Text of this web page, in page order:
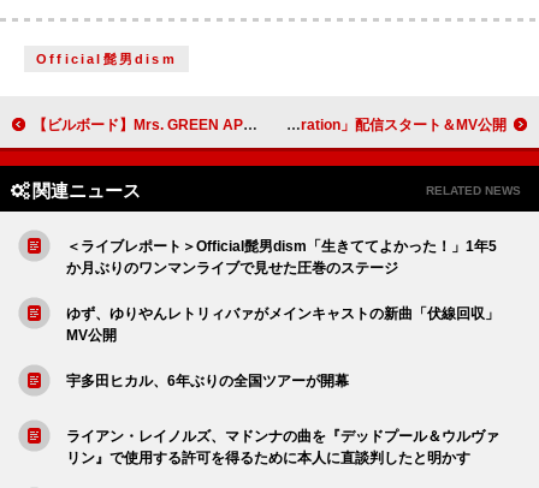
Official髭男dism
【ビルボード】Mrs. GREEN APPLE「ライラック」7週連続ストリーミング首位 GEMN「ファタール」トップ10返り咲き Nulbarich、CMソングの新曲「Liberation」配信スタート＆MV公開
関連ニュース RELATED NEWS
＜ライブレポート＞Official髭男dism「生きててよかった！」1年5
か月ぶりのワンマンライブで見せた圧巻のステージ
ゆず、ゆりやんレトリィバァがメインキャストの新曲「伏線回収」
MV公開
宇多田ヒカル、6年ぶりの全国ツアーが開幕
ライアン・レイノルズ、マドンナの曲を『デッドプール＆ウルヴァ
リン』で使用する許可を得るために本人に直談判したと明かす